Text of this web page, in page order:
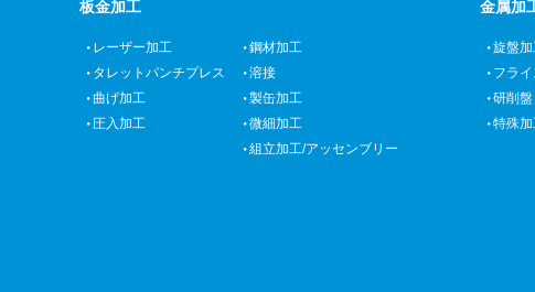
板金加工
レーザー加工
タレットパンチプレス
曲げ加工
圧入加工
鋼材加工
溶接
製缶加工
微細加工
組立加工/アッセンブリー
金属加
旋盤加
フラ
研削盤
特殊加